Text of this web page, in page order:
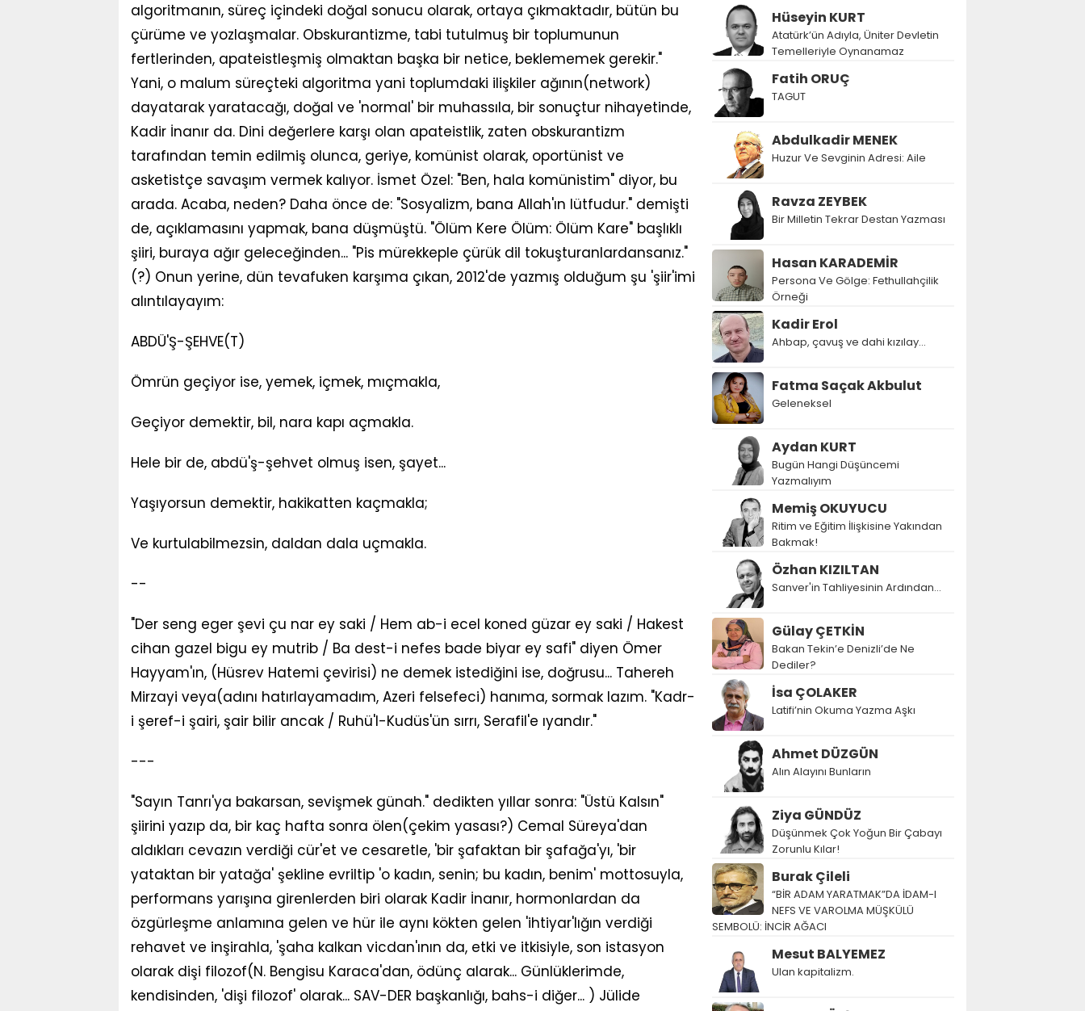
algoritmanın, süreç içindeki doğal sonucu olarak, ortaya çıkmaktadır, bütün bu
çürüme ve yozlaşmalar. Obskurantizme, tabi tutulmuş bir toplumunun
fertlerinden, apateistleşmiş olmaktan başka bir netice, beklememek gerekir."
Yani, o malum süreçteki algoritma yani toplumdaki ilişkiler ağının(network)
dayatarak yaratacağı, doğal ve 'normal' bir muhassıla, bir sonuçtur nihayetinde,
Kadir İnanır da. Dini değerlere karşı olan apateistlik, zaten obskurantizm
tarafından temin edilmiş olunca, geriye, komünist olarak, oportünist ve
asketistçe savaşım vermek kalıyor. İsmet Özel: "Ben, hala komünistim" diyor, bu
arada. Acaba, neden? Daha önce de: "Sosyalizm, bana Allah'ın lütfudur." demişti
de, açıklamasını yapmak, bana düşmüştü. "Ölüm Kere Ölüm: Ölüm Kare" başlıklı
şiiri, buraya ağır geleceğinden... "Pis mürekkeple çürük dil tokuşturanlardansanız."
(?) Onun yerine, dün tevafuken karşıma çıkan, 2012'de yazmış olduğum şu 'şiir'imi
alıntılayayım:
ABDÜ'Ş-ŞEHVE(T)
Ömrün geçiyor ise, yemek, içmek, mıçmakla,
Geçiyor demektir, bil, nara kapı açmakla.
Hele bir de, abdü'ş-şehvet olmuş isen, şayet...
Yaşıyorsun demektir, hakikatten kaçmakla;
Ve kurtulabilmezsin, daldan dala uçmakla.
--
"Der seng eger şevi çu nar ey saki / Hem ab-i ecel koned güzar ey saki / Hakest
cihan gazel bigu ey mutrib / Ba dest-i nefes bade biyar ey safi" diyen Ömer
Hayyam'ın, (Hüsrev Hatemi çevirisi) ne demek istediğini ise, doğrusu... Tahereh
Mirzayi veya(adını hatırlayamadım, Azeri felsefeci) hanıma, sormak lazım. "Kadr-
i şeref-i şairi, şair bilir ancak / Ruhü'l-Kudüs'ün sırrı, Serafil'e ıyandır."
---
"Sayın Tanrı'ya bakarsan, sevişmek günah." dedikten yıllar sonra: "Üstü Kalsın"
şiirini yazıp da, bir kaç hafta sonra ölen(çekim yasası?) Cemal Süreya'dan
aldıkları cevazın verdiği cür'et ve cesaretle, 'bir şafaktan bir şafağa'yı, 'bir
yataktan bir yatağa' şekline evriltip 'o kadın, senin; bu kadın, benim' mottosuyla,
performans yarışına girenlerden biri olarak Kadir İnanır, hormonlardan da
özgürleşme anlamına gelen ve hür ile aynı kökten gelen 'ihtiyar'lığın verdiği
rehavet ve inşirahla, 'şaha kalkan vicdan'ının da, etki ve itkisiyle, son istasyon
olarak dişi filozof(N. Bengisu Karaca'dan, ödünç alarak... Günlüklerimde,
kendisinden, 'dişi filozof' olarak... SAV-DER başkanlığı, bahs-i diğer... ) Jülide
Hüseyin KURT
Atatürk’ün Adıyla, Üniter Devletin
Temelleriyle Oynanamaz
Fatih ORUÇ
TAGUT
Abdulkadir MENEK
Huzur Ve Sevginin Adresi: Aile
Ravza ZEYBEK
Bir Milletin Tekrar Destan Yazması
Hasan KARADEMİR
Persona Ve Gölge: Fethullahçilik
Örneği
Kadir Erol
Ahbap, çavuş ve dahi kızılay...
Fatma Saçak Akbulut
Geleneksel
Aydan KURT
Bugün Hangi Düşüncemi
Yazmalıyım
Memiş OKUYUCU
Ritim ve Eğitim İlişkisine Yakından
Bakmak!
Özhan KIZILTAN
Sanver'in Tahliyesinin Ardından…
Gülay ÇETKİN
Bakan Tekin’e Denizli’de Ne
Dediler?
İsa ÇOLAKER
Latifi’nin Okuma Yazma Aşkı
Ahmet DÜZGÜN
Alın Alayını Bunların
Ziya GÜNDÜZ
Düşünmek Çok Yoğun Bir Çabayı
Zorunlu Kılar!
Burak Çileli
“BİR ADAM YARATMAK”DA İDAM-I
NEFS VE VAROLMA MÜŞKÜLÜ
SEMBOLÜ: İNCİR AĞACI
Mesut BALYEMEZ
Ulan kapitalizm.